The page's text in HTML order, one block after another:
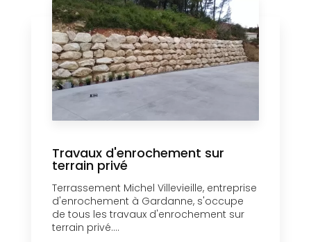
Travaux d'enrochement sur
terrain privé
Terrassement Michel Villevieille, entreprise
d'enrochement à Gardanne, s'occupe
de tous les travaux d'enrochement sur
terrain privé....